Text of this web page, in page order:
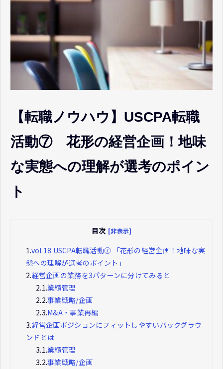
【転職ノウハウ】USCPA転職
活動⑦ 花形の経営企画！地味
な実態への理解が選考のポイン
ト
目次 [非表示]
1.vol.18 USCPA転職活動⑦ 「花形の経営企画！地味な実
態への理解が選考のポイント」
2.経営企画の業務を3パターンに分けてみると
2.1.業績管理
2.2.事業戦略/企画
2.3.M&A・事業再編
3.経営企画ポジションにフィットしやすいバックグラウ
ンドとは
3.1.業績管理
3.2.事業戦略/企画